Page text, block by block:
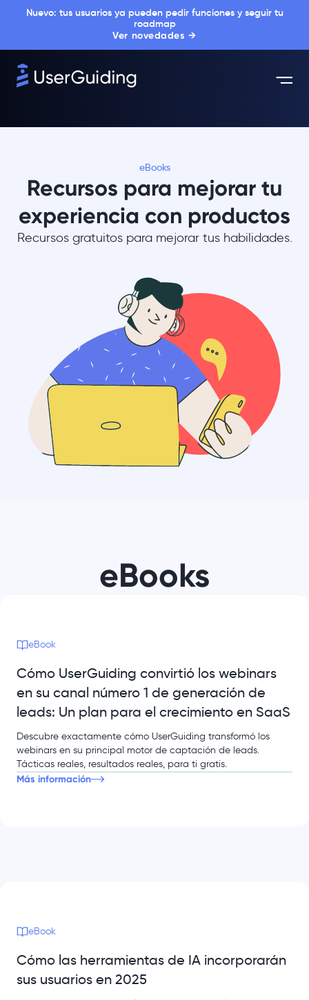
Nuevo: tus usuarios ya pueden pedir funciones y seguir tu
roadmap
Ver novedades →
eBooks
Recursos para mejorar tu
experiencia con productos
Recursos gratuitos para mejorar tus habilidades.
eBooks
eBook
Cómo UserGuiding convirtió los webinars
en su canal número 1 de generación de
leads: Un plan para el crecimiento en SaaS
Descubre exactamente cómo UserGuiding transformó los
webinars en su principal motor de captación de leads.
Tácticas reales, resultados reales, para ti gratis.
Más información
eBook
Cómo las herramientas de IA incorporarán
sus usuarios en 2025